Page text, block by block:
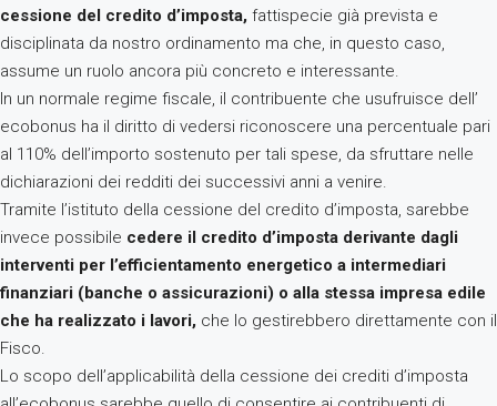
cessione del credito d’imposta, fattispecie già prevista e
disciplinata da nostro ordinamento ma che, in questo caso,
assume un ruolo ancora più concreto e interessante.
In un normale regime fiscale, il contribuente che usufruisce dell’
ecobonus ha il diritto di vedersi riconoscere una percentuale pari
al 110% dell’importo sostenuto per tali spese, da sfruttare nelle
dichiarazioni dei redditi dei successivi anni a venire.
Tramite l’istituto della cessione del credito d’imposta, sarebbe
invece possibile cedere il credito d’imposta derivante dagli
interventi per l’efficientamento energetico a intermediari
finanziari (banche o assicurazioni) o alla stessa impresa edile
che ha realizzato i lavori, che lo gestirebbero direttamente con il
Fisco.
Lo scopo dell’applicabilità della cessione dei crediti d’imposta